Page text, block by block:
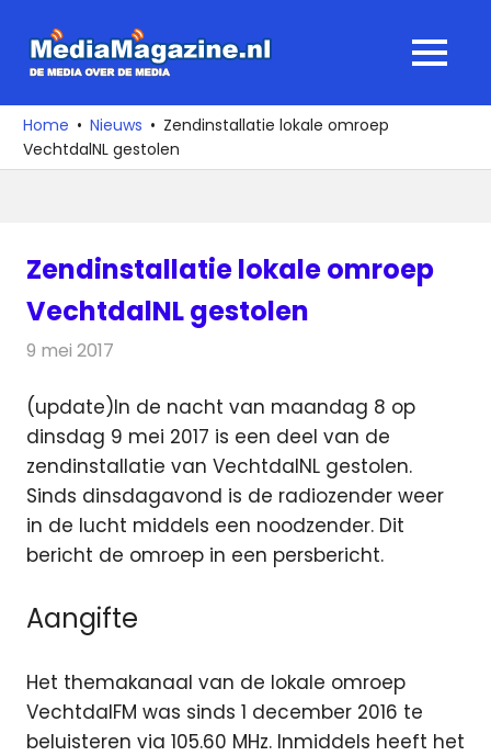
naar
media
over
de
MENU
Home Nieuws
Zendinstallatie lokale omroep
VechtdalNL gestolen
Zendinstallatie lokale omroep
VechtdalNL gestolen
9 mei 2017
(update)In de nacht van maandag 8 op
dinsdag 9 mei 2017 is een deel van de
zendinstallatie van VechtdalNL gestolen.
Sinds dinsdagavond is de radiozender weer
in de lucht middels een noodzender. Dit
bericht de omroep in een persbericht.
Aangifte
Het themakanaal van de lokale omroep
VechtdalFM was sinds 1 december 2016 te
beluisteren via 105.60 MHz. Inmiddels heeft het